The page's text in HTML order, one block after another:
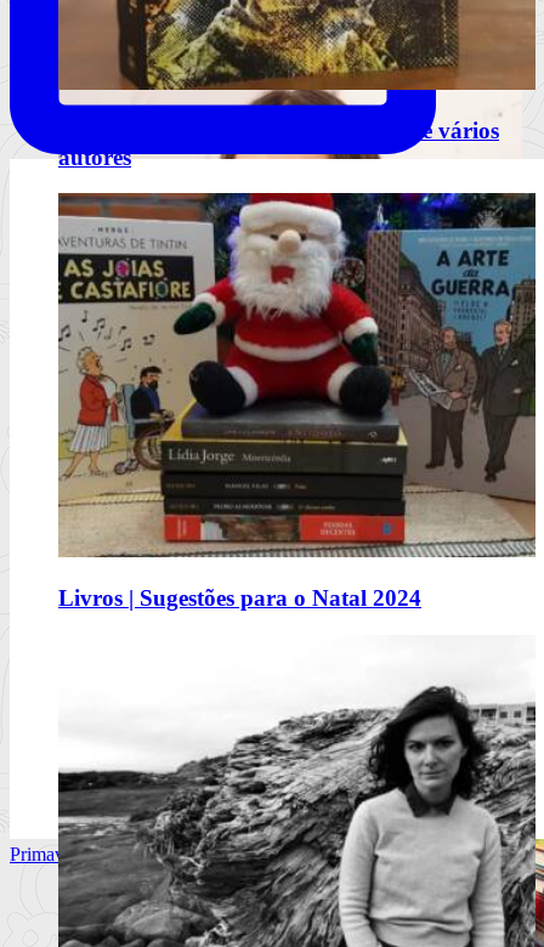
“25 de abril de 1974, quinta-feira” de vários
autores
Livros | Sugestões para o Natal 2024
Comerás flores, de Lucía Solla Sobral
A mecânica da manipulação
Primavera Sound Porto, dia 2. @primaverasound_port